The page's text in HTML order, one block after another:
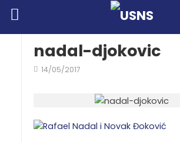
nadal-djokovic
14/05/2017